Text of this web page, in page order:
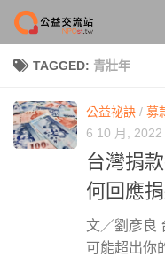
Skip to content
TAGGED: 青壯年
公益祕訣 / 募
6 10 月, 2022
台灣捐
何回應
文／劉彥良
可能超出你